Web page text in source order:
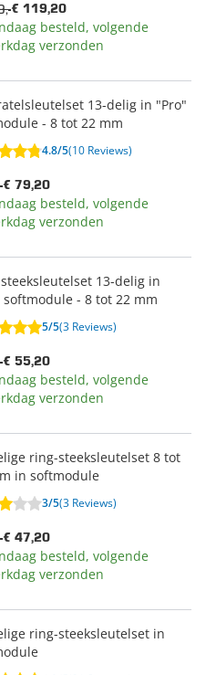
€ 119,20
besteld, volgende
verzonden
13-delig in "Pro"
- 8 tot 22 mm
4.8/5(10 Reviews)
€ 79,20
besteld, volgende
verzonden
13-delig in
softmodule - 8 tot 22 mm
5/5(3 Reviews)
€ 55,20
besteld, volgende
verzonden
ring-steeksleutelset 8 tot
in softmodule
3/5(3 Reviews)
€ 47,20
besteld, volgende
verzonden
ring-steeksleutelset in